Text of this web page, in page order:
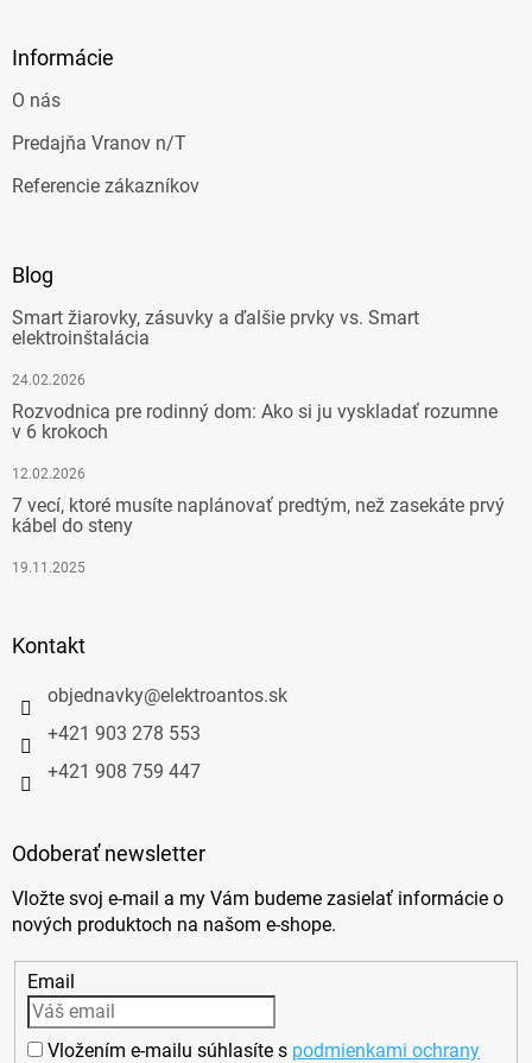
Informácie
O nás
Predajňa Vranov n/T
Referencie zákazníkov
Blog
Smart žiarovky, zásuvky a ďalšie prvky vs. Smart
elektroinštalácia
24.02.2026
Rozvodnica pre rodinný dom: Ako si ju vyskladať rozumne
v 6 krokoch
12.02.2026
7 vecí, ktoré musíte naplánovať predtým, než zasekáte prvý
kábel do steny
19.11.2025
Kontakt
objednavky@elektroantos.sk
+421 903 278 553
+421 908 759 447
Odoberať newsletter
Vložte svoj e-mail a my Vám budeme zasielať informácie o
nových produktoch na našom e-shope.
Email
Vložením e-mailu súhlasíte s podmienkami ochrany